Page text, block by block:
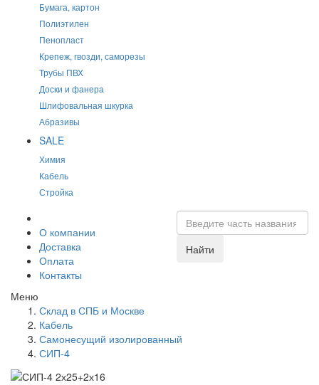
Бумага, картон
Полиэтилен
Пенопласт
Крепеж, гвозди, саморезы
Трубы ПВХ
Доски и фанера
Шлифовальная шкурка
Абразивы
SALE
Химия
Кабель
Стройка
О компании
Доставка
Оплата
Контакты
Найти
Меню
Склад в СПБ и Москве
Кабель
Самонесущий изолированный
СИП-4